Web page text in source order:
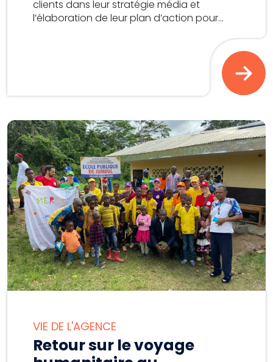
clients dans leur stratégie média et
l’élaboration de leur plan d’action pour...
VIE DE L'AGENCE
Retour sur le voyage